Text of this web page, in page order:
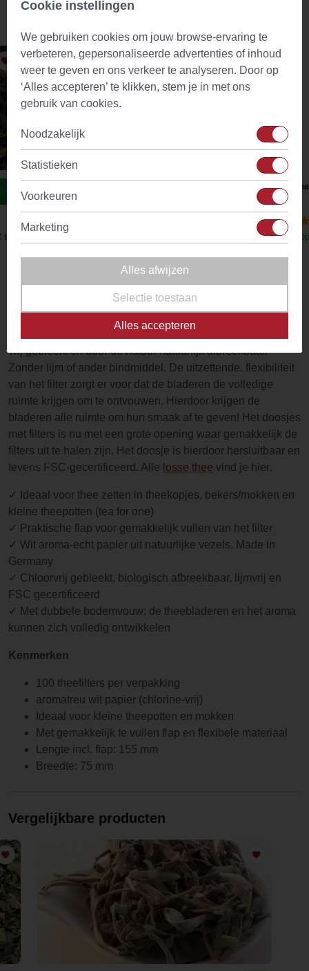
6,92 € 4,09
Omschrijving
Teeli Theefilters worden gemaakt van abaca pulp. cellulose
en vezels voor true-flavor filter. De theefilters zijn chlorine-
vrij gebleekt en door de natuur natuurlijk afbreekbaar.
Zonder lijm of ander bindmiddel. De uitzettende. flexibiliteit
van het filter zorgt er voor dat de bladeren de volledige
ruimte krijgen om te ontvouwen. Hierdoor krijgen de
bladeren alle ruimte om hun smaak af te geven! Het doosjes
met filters is nu met een grote opening waar gemakkelijk de
filters uit te halen zijn. Het doosje is hierdoor hersluitbaar en
tevens FSC-gecertificeerd. Alle losse thee vind je hier.
✓ Ideaal voor thee zetten in theekopjes, bekers/mokken en
kleine theepotten (tea for one)
✓ Praktische flap voor gemakkelijk vullen van het filter
✓ Wit aroma-echt papier uit natuurlijke vezels. Made in
Germany
✓ Chloorvrij gebleekt, biologisch afbreekbaar, lijmvrij en
FSC gecertificeerd
✓ Met dubbele bodemvouw: de theebladeren en het aroma
kunnen zich volledig ontwikkelen
Kenmerken
100 theefilters per verpakking
aromatreu wit papier (chlorine-vrij)
Ideaal voor kleine theepotten en mokken
Met gemakkelijk te vullen flap en flexibele materiaal
Lengte incl. flap: 155 mm
Breedte: 75 mm
Vergelijkbare producten
Cookie instellingen
We gebruiken cookies om jouw browse-ervaring te
verbeteren, gepersonaliseerde advertenties of inhoud
weer te geven en ons verkeer te analyseren. Door op
‘Alles accepteren’ te klikken, stem je in met ons
gebruik van cookies.
Noodzakelijk
Statistieken
Voorkeuren
Marketing
Alles afwijzen
Selectie toestaan
Alles accepteren